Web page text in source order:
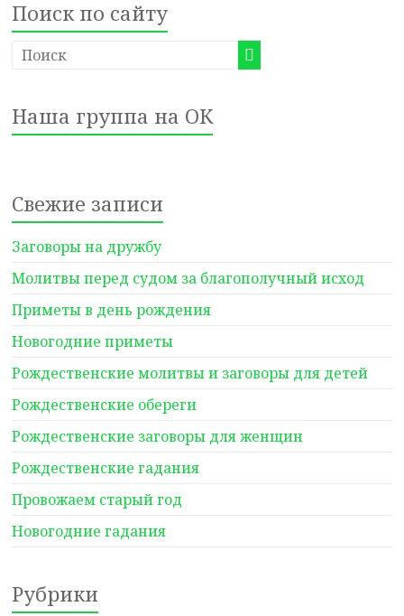
Поиск по сайту
Наша группа на ОК
Свежие записи
Заговоры на дружбу
Молитвы перед судом за благополучный исход
Приметы в день рождения
Новогодние приметы
Рождественские молитвы и заговоры для детей
Рождественские обереги
Рождественские заговоры для женщин
Рождественские гадания
Провожаем старый год
Новогодние гадания
Рубрики